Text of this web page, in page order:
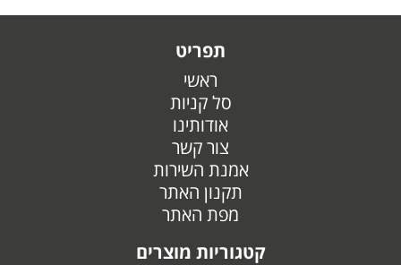
תפריט
ראשי
סל קניות
אודותינו
צור קשר
אמנת השירות
תקנון האתר
מפת האתר
קטגוריות מוצרים